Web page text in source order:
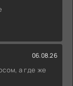
06.08.26
а где же